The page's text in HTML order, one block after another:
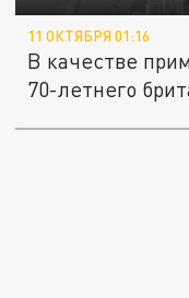
11 ОКТЯБРЯ 01:16
В качестве
70-летнего